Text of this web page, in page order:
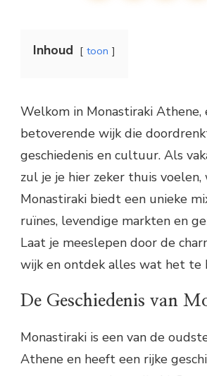
Inhoud toon
Welkom in Monastiraki Athene,
betoverende wijk die
geschiedenis en cultuur. Als
zul je je hier zeker thuis voelen,
Monastiraki biedt een unieke
ruïnes, levendige markten en
Laat je meeslepen door de
wijk en ontdek alles wat het te
De Geschiedenis van
Monastiraki is een van de
Athene en heeft een rijke